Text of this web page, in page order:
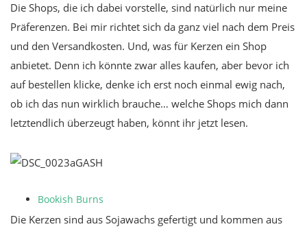
Die Shops, die ich dabei vorstelle, sind natürlich nur meine
Präferenzen. Bei mir richtet sich da ganz viel nach dem Preis
und den Versandkosten. Und, was für Kerzen ein Shop
anbietet. Denn ich könnte zwar alles kaufen, aber bevor ich
auf bestellen klicke, denke ich erst noch einmal ewig nach,
ob ich das nun wirklich brauche… welche Shops mich dann
letztendlich überzeugt haben, könnt ihr jetzt lesen.
Bookish Burns
Die Kerzen sind aus Sojawachs gefertigt und kommen aus